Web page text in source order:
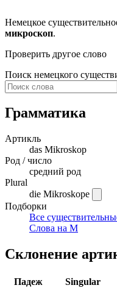
Немецкое
микроскоп.
Проверить другое слово
Поиск немецкого
Грамматика
Артикль
das Mikroskop
Род / число
средний род
Plural
die Mikroskope
Подборки
Все
Слова на M
Склонение
Падеж Singular